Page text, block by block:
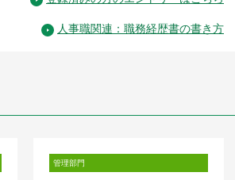
人事職関連：職務経歴書の書き方
管理部門